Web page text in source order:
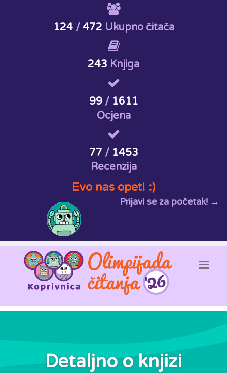
124/ 472 Ukupno čitača
243 Knjiga
99/ 1611
Ocjena
77 / 1453
Recenzija
Evo nas opet! :)
Prijavi se za početak! →
Detaljno o knjizi